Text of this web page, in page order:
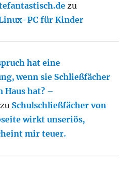
zu
PC für Kinder
hat eine
wenn sie Schließfächer
Haus hat? –
zu Schulschließfächer von
wirkt unseriös,
mir teuer.